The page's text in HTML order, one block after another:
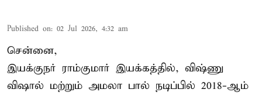
Published on: 02 Jul 2026, 4:32 am
சென்னை,
இயக்குநர் ராம்குமார் இயக்கத்தில், விஷ்ணு
விஷால் மற்றும் அமலா பால் நடிப்பில் 2018-ஆம்